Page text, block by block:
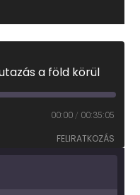
a föld körül
00:00 / 00:35:05
FELIRATKOZÁS